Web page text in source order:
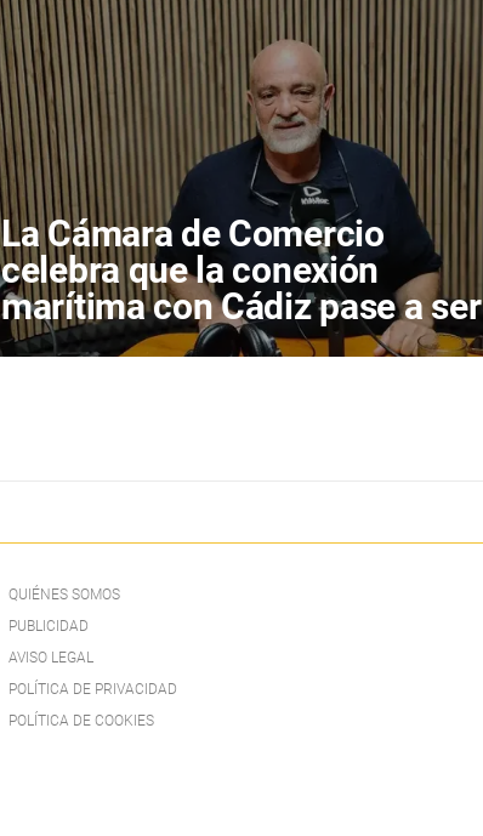
La Cámara de Comercio
celebra que la conexión
marítima con Cádiz pase a ser
un servicio público
QUIÉNES SOMOS
PUBLICIDAD
AVISO LEGAL
POLÍTICA DE PRIVACIDAD
POLÍTICA DE COOKIES